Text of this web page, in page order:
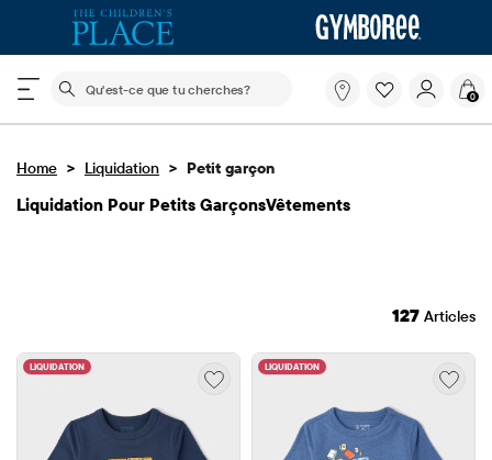
Le champ de recherche ci-dessous filtre les
Qu'est-
que
0
Home > Liquidation > Petit garçon
Liquidation Pour Petits GarçonsVêtements
127 Articles
LIQUIDATION LIQUIDATION